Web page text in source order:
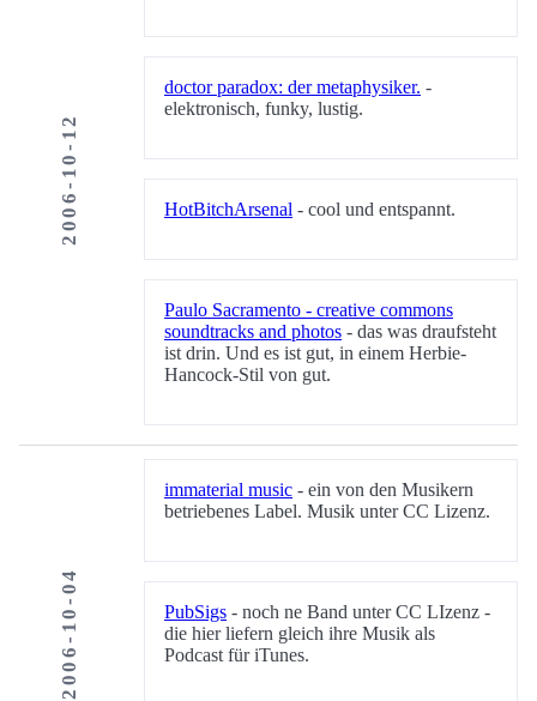
2006-10-12
doctor paradox: der metaphysiker. -
elektronisch, funky, lustig.
HotBitchArsenal - cool und entspannt.
Paulo Sacramento - creative commons
soundtracks and photos - das was draufsteht
ist drin. Und es ist gut, in einem Herbie-
Hancock-Stil von gut.
2006-10-04
immaterial music - ein von den Musikern
betriebenes Label. Musik unter CC Lizenz.
PubSigs - noch ne Band unter CC LIzenz -
die hier liefern gleich ihre Musik als
Podcast für iTunes.